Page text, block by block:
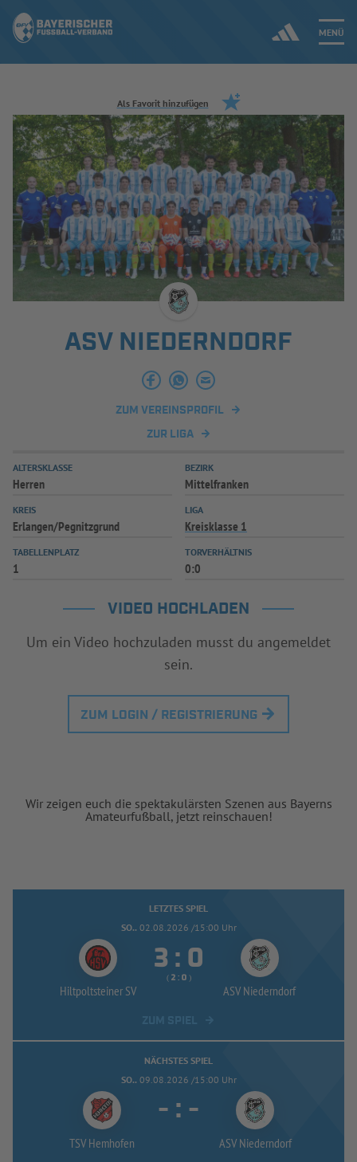
MENÜ
Jetzt einloggen
ERGEBNISSE & WETTBEWERBE
NEUIGKEITEN
SPIELBETRIEB & VERBANDSLEBEN
AUSBILDUNG & FÖRDERUNG
INFOTHEK SPIELPLUS
Als Favorit hinzufügen
ASV NIEDERNDORF
ZUM VEREINSPROFIL
ZUR LIGA
ALTERSKLASSE
Herren
BEZIRK
Mittelfranken
KREIS
Erlangen/Pegnitzgrund
LIGA
Kreisklasse 1
TABELLENPLATZ
1
TORVERHÄLTNIS
0:0
VIDEO HOCHLADEN
Um ein Video hochzuladen musst du angemeldet
sein.
ZUM LOGIN / REGISTRIERUNG
Wir zeigen euch die spektakulärsten Szenen aus Bayerns
Amateurfußball, jetzt reinschauen!
LETZTES SPIEL
SO.. 02.08.2026 /15:00 Uhr
Hiltpoltsteiner SV
 : 
(  :  )
ASV Niederndorf
NÄCHSTES SPIEL
SO.. 09.08.2026 /15:00 Uhr
TSV Hemhofen
- : -
ASV Niederndorf